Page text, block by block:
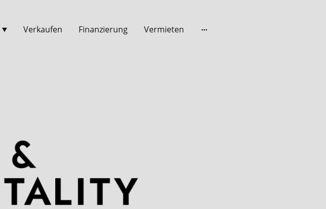
Verkaufen Finanzierung Vermieten